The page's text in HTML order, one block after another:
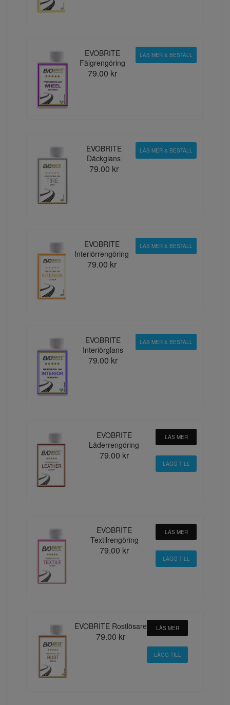
EVOBRITE
Fälgrengöring
79.00 kr
LÄS MER & BESTÄLL
EVOBRITE
Däckglans
79.00 kr
LÄS MER & BESTÄLL
EVOBRITE
Interiörrengöring
79.00 kr
LÄS MER & BESTÄLL
EVOBRITE
Interiörglans
79.00 kr
LÄS MER & BESTÄLL
EVOBRITE
Läderrengöring
79.00 kr
LÄS MER
EVOBRITE
Textilrengöring
79.00 kr
LÄS MER
EVOBRITE Rostlösare
79.00 kr
LÄS MER